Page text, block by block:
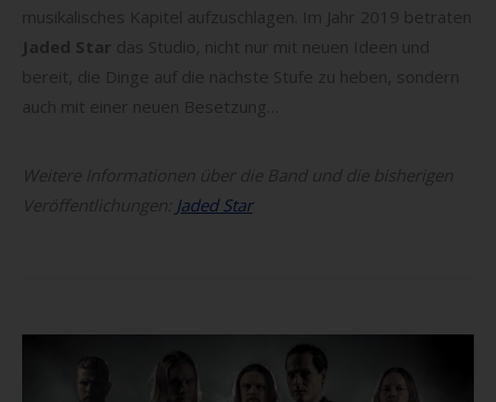
musikalisches Kapitel aufzuschlagen. Im Jahr 2019 betraten
Jaded Star das Studio, nicht nur mit neuen Ideen und
bereit, die Dinge auf die nächste Stufe zu heben, sondern
auch mit einer neuen Besetzung…
Weitere Informationen über die Band und die bisherigen
Veröffentlichungen: Jaded Star